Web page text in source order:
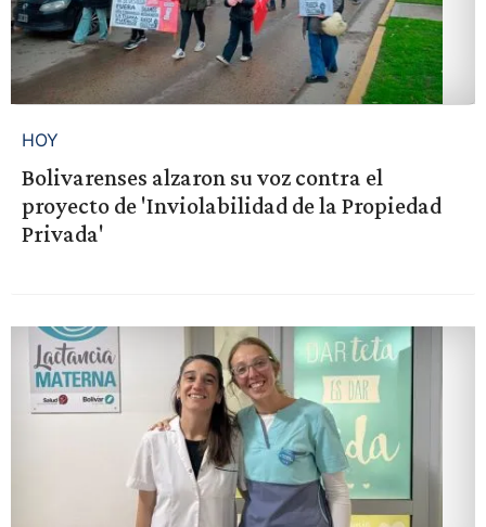
HOY
Bolivarenses alzaron su voz contra el
proyecto de 'Inviolabilidad de la Propiedad
Privada'